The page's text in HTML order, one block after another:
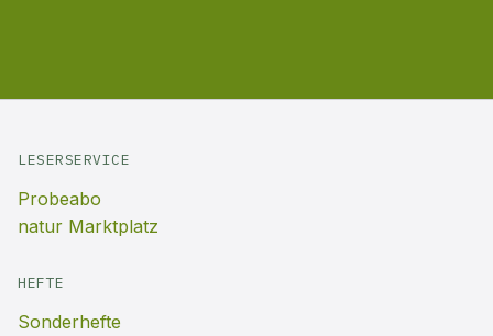
LESERSERVICE
Probeabo
natur Marktplatz
HEFTE
Sonderhefte